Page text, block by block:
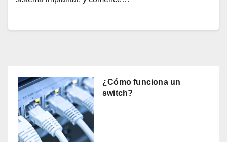
¿Cómo funciona un
switch?